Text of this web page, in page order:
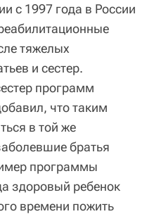
с 1997 года в России
тяжелых
и сестер.
программ
что таким
в той же
братья
программы
здоровый ребенок
времени пожить